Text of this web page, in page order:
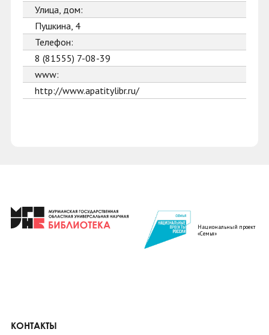
Улица, дом:
Пушкина, 4
Телефон:
8 (81555) 7-08-39
www:
http://www.apatitylibr.ru/
Национальный проект
«Семья»
КОНТАКТЫ